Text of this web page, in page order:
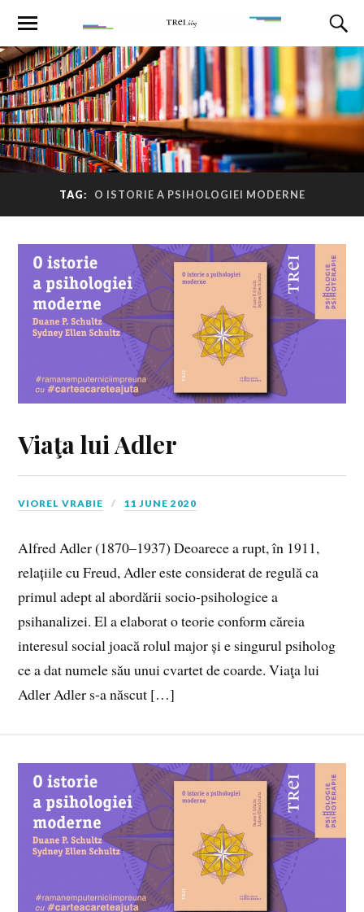
TAG: O ISTORIE A PSIHOLOGIEI MODERNE
Viaţa lui Adler
VIOREL VRABIE 11 JUNE 2020
Alfred Adler (1870–1937) Deoarece a rupt, în 1911,
relațiile cu Freud, Adler este considerat de regulă ca
primul adept al abordării socio-psihologice a
psihanalizei. El a elaborat o teorie conform căreia
interesul social joacă rolul major și e singurul psiholog
ce a dat numele său unui cvartet de coarde. Viaţa lui
Adler Adler s-a născut […]